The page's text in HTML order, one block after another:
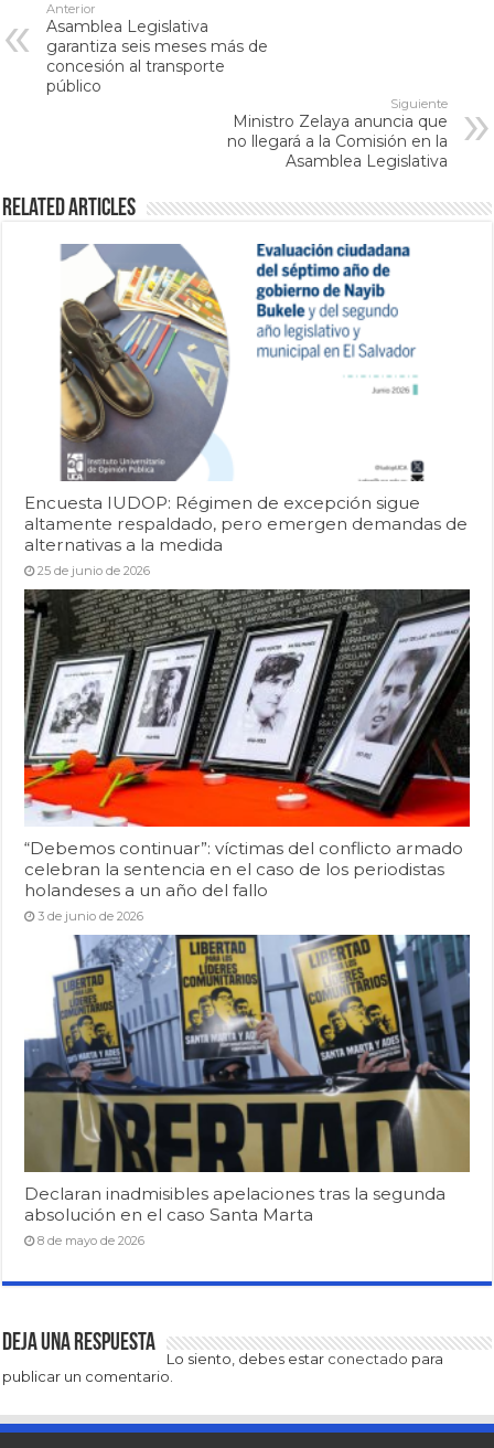
Anterior
Asamblea Legislativa
garantiza seis meses más de
concesión al transporte
público
Siguiente
Ministro Zelaya anuncia que
no llegará a la Comisión en la
Asamblea Legislativa
Related Articles
Encuesta IUDOP: Régimen de excepción sigue
altamente respaldado, pero emergen demandas de
alternativas a la medida
25 de junio de 2026
“Debemos continuar”: víctimas del conflicto armado
celebran la sentencia en el caso de los periodistas
holandeses a un año del fallo
3 de junio de 2026
Declaran inadmisibles apelaciones tras la segunda
absolución en el caso Santa Marta
8 de mayo de 2026
Deja una respuesta
Lo siento, debes estar conectado para
publicar un comentario.